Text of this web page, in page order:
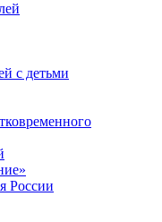
с детьми
России